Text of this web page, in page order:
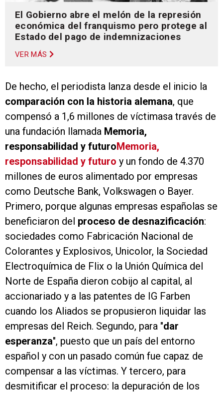
El Gobierno abre el melón de la represión
económica del franquismo pero protege al
Estado del pago de indemnizaciones
VER MÁS
De hecho, el periodista lanza desde el inicio la
comparación con la historia alemana, que
compensó a 1,6 millones de víctimasa través de
una fundación llamada Memoria,
responsabilidad y futuroMemoria,
responsabilidad y futuro y un fondo de 4.370
millones de euros alimentado por empresas
como Deutsche Bank, Volkswagen o Bayer.
Primero, porque algunas empresas españolas se
beneficiaron del proceso de desnazificación:
sociedades como Fabricación Nacional de
Colorantes y Explosivos, Unicolor, la Sociedad
Electroquímica de Flix o la Unión Química del
Norte de España dieron cobijo al capital, al
accionariado y a las patentes de IG Farben
cuando los Aliados se propusieron liquidar las
empresas del Reich. Segundo, para "dar
esperanza", puesto que un país del entorno
español y con un pasado común fue capaz de
compensar a las víctimas. Y tercero, para
desmitificar el proceso: la depuración de los